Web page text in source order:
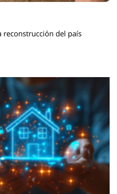
reconstrucción del país